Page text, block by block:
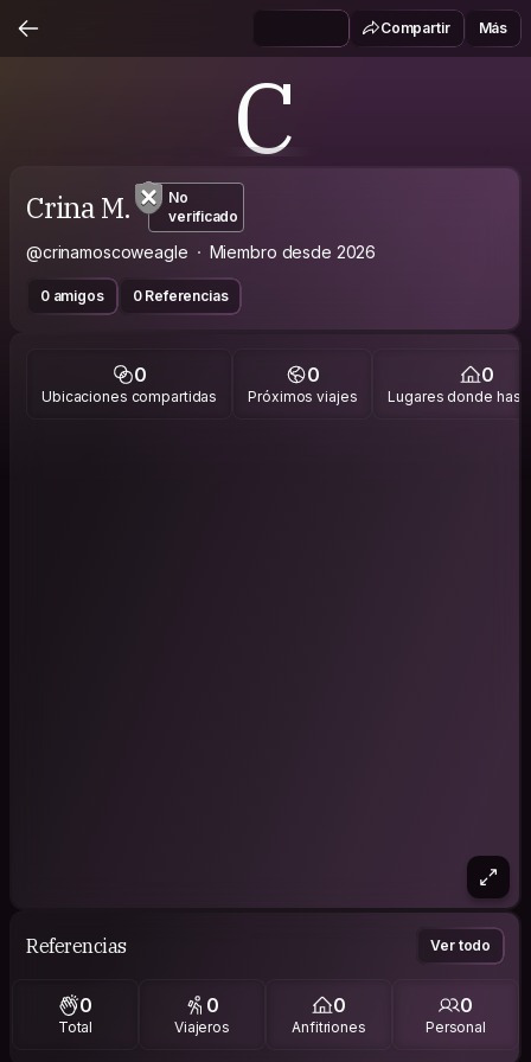
Compartir Más
C
Crina M.
No
verificado
@crinamoscoweagle Miembro desde 2026
0 amigos 0 Referencias
0
Ubicaciones compartidas
0
Próximos viajes
0
Lugares donde has
Referencias Ver todo
0
Total
0
Viajeros
0
Anfitriones
0
Personal